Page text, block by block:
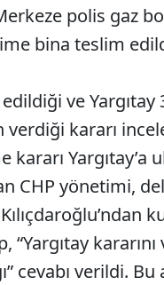
polis gaz
bina teslim
ve
verdiği kararı
Yargıtay’a
CHP yönetimi,
“Yargıtay
cevabı verildi.